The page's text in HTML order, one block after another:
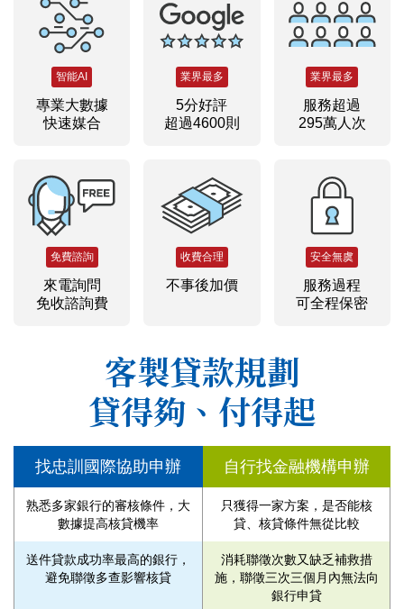
智能AI
專業大數據
快速媒合
業界最多
5分好評
超過4600則
業界最多
服務超過
295萬人次
免費諮詢
來電詢問
免收諮詢費
收費合理
不事後加價
安全無虞
服務過程
可全程保密
客製貸款規劃
貸得夠、付得起
找忠訓國際協助申辦 自行找金融機構申辦
熟悉多家銀行的審核條件，大
數據提高核貸機率
只獲得一家方案，是否能核
貸、核貸條件無從比較
送件貸款成功率最高的銀行，
避免聯徵多查影響核貸
消耗聯徵次數又缺乏補救措
施，聯徵三次三個月內無法向
銀行申貸